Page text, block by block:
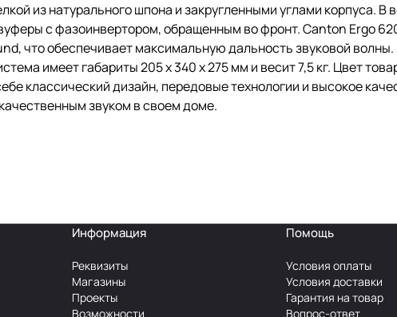
из натурального шпона и закругленными углами корпуса. В
с фазоинвертором, обращенным во фронт. Canton Ergo
что обеспечивает максимальную дальность звуковой
имеет габариты 205 x 340 x 275 мм и весит 7,5 кг. Цвет
классический дизайн, передовые технологии и высокое
звуком в своем доме.
Информация
Реквизиты
Магазины
Проекты
Возможности
Помощь
Условия оплаты
Условия доставки
Гарантия на товар
Вопрос-ответ